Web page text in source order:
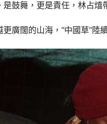
是鼓舞，更是責任，林占熺
更廣闊的山海，“中國草”陸